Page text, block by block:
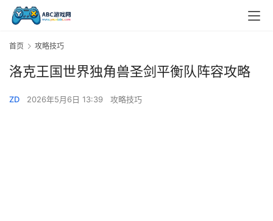
首页 攻略技巧
洛克王国世界独角兽圣剑平衡队阵容攻略
ZD 2026年5月6日 13:39 攻略技巧